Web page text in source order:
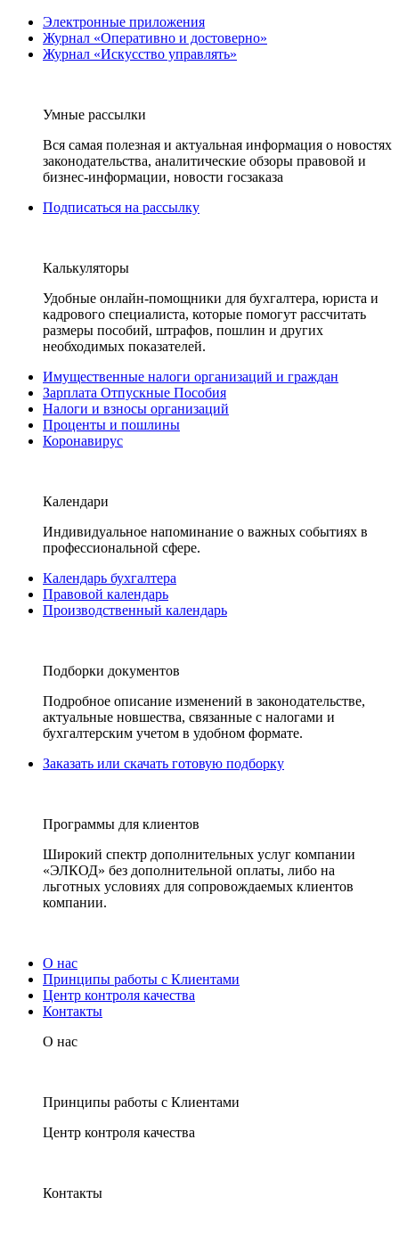
Электронные приложения
Журнал «Оперативно и достоверно»
Журнал «Искусство управлять»
Умные рассылки
Вся самая полезная и актуальная информация о новостях
законодательства, аналитические обзоры правовой и
бизнес-информации, новости госзаказа
Подписаться на рассылку
Калькуляторы
Удобные онлайн-помощники для бухгалтера, юриста и
кадрового специалиста, которые помогут рассчитать
размеры пособий, штрафов, пошлин и других
необходимых показателей.
Имущественные налоги организаций и граждан
Зарплата Отпускные Пособия
Налоги и взносы организаций
Проценты и пошлины
Коронавирус
Календари
Индивидуальное напоминание о важных событиях в
профессиональной сфере.
Календарь бухгалтера
Правовой календарь
Производственный календарь
Подборки документов
Подробное описание изменений в законодательстве,
актуальные новшества, связанные с налогами и
бухгалтерским учетом в удобном формате.
Заказать или скачать готовую подборку
Программы для клиентов
Широкий спектр дополнительных услуг компании
«ЭЛКОД» без дополнительной оплаты, либо на
льготных условиях для сопровождаемых клиентов
компании.
О нас
Принципы работы с Клиентами
Центр контроля качества
Контакты
О нас
Принципы работы с Клиентами
Центр контроля качества
Контакты